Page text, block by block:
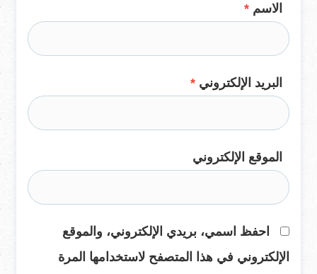
الاسم *
البريد الإلكتروني *
الموقع الإلكتروني
احفظ اسمي، بريدي الإلكتروني، والموقع
الإلكتروني في هذا المتصفح لاستخدامها المرة